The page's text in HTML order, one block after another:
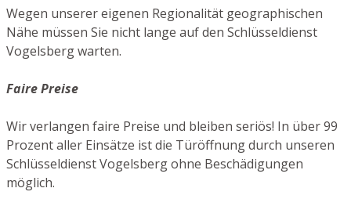
Wegen unserer eigenen Regionalität geographischen
Nähe müssen Sie nicht lange auf den Schlüsseldienst
Vogelsberg warten.
Faire Preise
Wir verlangen faire Preise und bleiben seriös! In über 99
Prozent aller Einsätze ist die Türöffnung durch unseren
Schlüsseldienst Vogelsberg ohne Beschädigungen
möglich.